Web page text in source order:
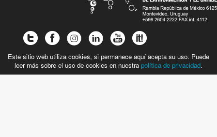
Este sitio web utiliza cookies, si permanece aquí acepta su uso. Puede
leer más sobre el uso de cookies en nuestra política de privacidad.